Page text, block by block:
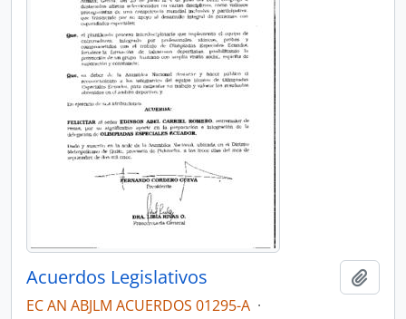
Acuerdos Legislativos
EC AN ABJLM ACUERDOS 01295-A ·